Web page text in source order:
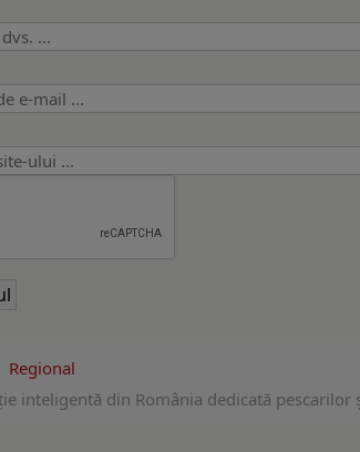
Regional
inteligentă din România dedicată